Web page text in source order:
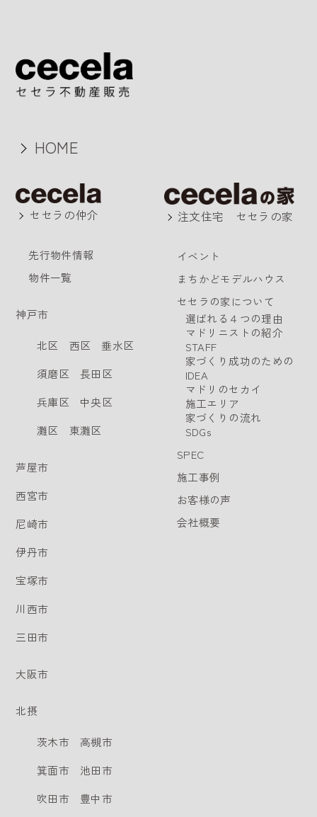
HOME
セセラの仲介
先行物件情報
物件一覧
神戸市
北区 西区
垂水区
須磨区
長田区
兵庫区
中央区
灘区
東灘区
芦屋市
西宮市
尼崎市
伊丹市
宝塚市
川西市
三田市
大阪市
北摂
茨木市
高槻市
箕面市
池田市
吹田市
豊中市
注文住宅 セセラの家
イベント
まちかどモデルハウス
セセラの家について
選ばれる４つの理由
マドリニストの紹介
STAFF
家づくり成功のための
IDEA
マドリのセカイ
施工エリア
家づくりの流れ
SDGs
SPEC
施工事例
お客様の声
会社概要